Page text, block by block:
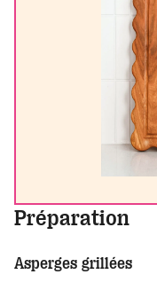
Préparation
Asperges grillées